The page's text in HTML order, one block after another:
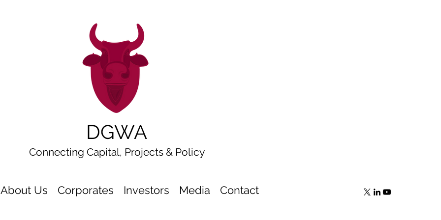
DGWA
Connecting Capital, Projects & Policy
About Us Corporates Investors Media Contact